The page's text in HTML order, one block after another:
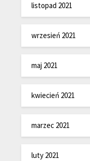
listopad 2021
wrzesień 2021
maj 2021
kwiecień 2021
marzec 2021
luty 2021